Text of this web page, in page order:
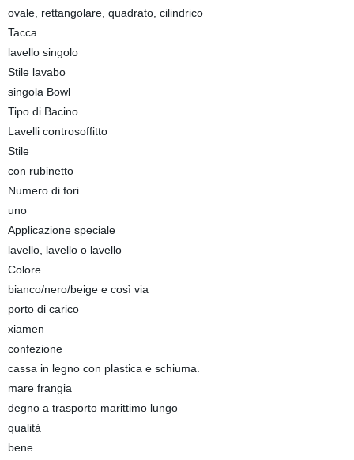
ovale, rettangolare, quadrato, cilindrico
Tacca
lavello singolo
Stile lavabo
singola Bowl
Tipo di Bacino
Lavelli controsoffitto
Stile
con rubinetto
Numero di fori
uno
Applicazione speciale
lavello, lavello o lavello
Colore
bianco/nero/beige e così via
porto di carico
xiamen
confezione
cassa in legno con plastica e schiuma.
mare frangia
degno a trasporto marittimo lungo
qualità
bene